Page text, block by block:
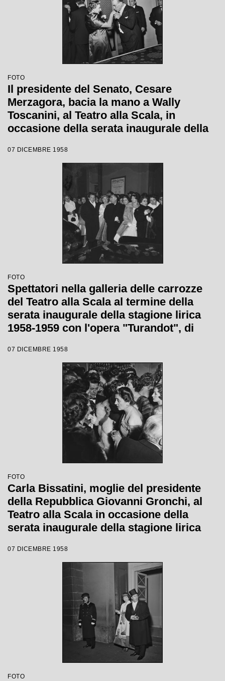
FOTO
Il presidente del Senato, Cesare
Merzagora, bacia la mano a Wally
Toscanini, al Teatro alla Scala, in
occasione della serata inaugurale della
"Turandot" di Giacomo Puccini, diretta
da Antonino Votto con la regia di
Margherita Walmann
07 DICEMBRE 1958
FOTO
Spettatori nella galleria delle carrozze
del Teatro alla Scala al termine della
serata inaugurale della stagione lirica
1958-1959 con l'opera "Turandot", di
Votto con la regia di Margherita
07 DICEMBRE 1958
FOTO
Carla Bissatini, moglie del presidente
della Repubblica Giovanni Gronchi, al
Teatro alla Scala in occasione della
serata inaugurale della stagione lirica
Giacomo Puccini, diretta da Antonino
Votto con la regia di Margherita
07 DICEMBRE 1958
FOTO